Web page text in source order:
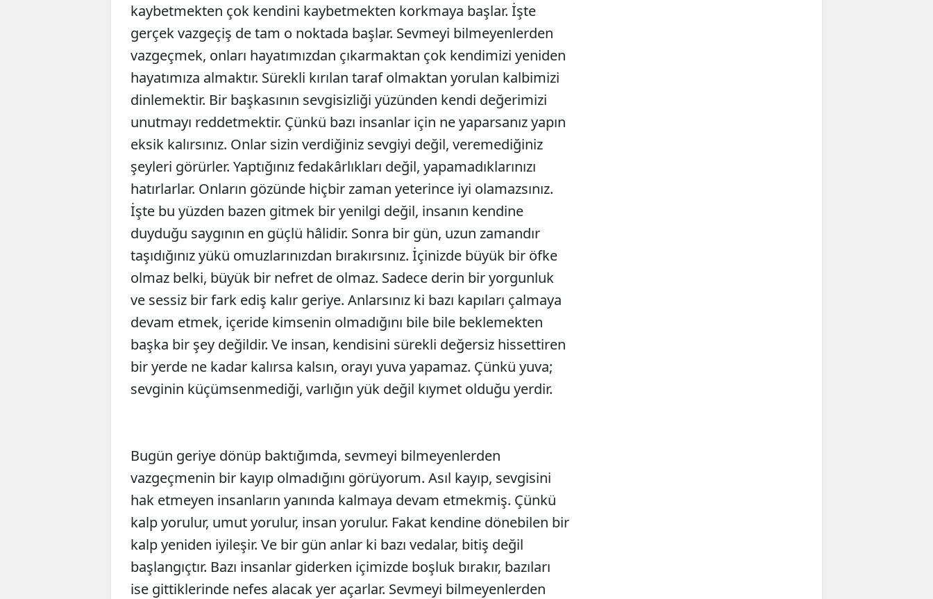
Kırklareli
Kırşehir
Kocaeli
Konya
Kütahya
Malatya
Manisa
Kahramanmaraş
Muğla
Muş
Nevşehir
Niğde
Ordu
Samsun
Siirt
Sinop
Sivas
Tekirdağ
kaybetmekten çok kendini kaybetmekten korkmaya başlar. İşte
gerçek vazgeçiş de tam o noktada başlar. Sevmeyi bilmeyenlerden
vazgeçmek, onları hayatımızdan çıkarmaktan çok kendimizi yeniden
hayatımıza almaktır. Sürekli kırılan taraf olmaktan yorulan kalbimizi
dinlemektir. Bir başkasının sevgisizliği yüzünden kendi değerimizi
unutmayı reddetmektir. Çünkü bazı insanlar için ne yaparsanız yapın
eksik kalırsınız. Onlar sizin verdiğiniz sevgiyi değil, veremediğiniz
şeyleri görürler. Yaptığınız fedakârlıkları değil, yapamadıklarınızı
hatırlarlar. Onların gözünde hiçbir zaman yeterince iyi olamazsınız.
İşte bu yüzden bazen gitmek bir yenilgi değil, insanın kendine
duyduğu saygının en güçlü hâlidir. Sonra bir gün, uzun zamandır
taşıdığınız yükü omuzlarınızdan bırakırsınız. İçinizde büyük bir öfke
olmaz belki, büyük bir nefret de olmaz. Sadece derin bir yorgunluk
ve sessiz bir fark ediş kalır geriye. Anlarsınız ki bazı kapıları çalmaya
devam etmek, içeride kimsenin olmadığını bile bile beklemekten
başka bir şey değildir. Ve insan, kendisini sürekli değersiz hissettiren
bir yerde ne kadar kalırsa kalsın, orayı yuva yapamaz. Çünkü yuva;
sevginin küçümsenmediği, varlığın yük değil kıymet olduğu yerdir.
Bugün geriye dönüp baktığımda, sevmeyi bilmeyenlerden
vazgeçmenin bir kayıp olmadığını görüyorum. Asıl kayıp, sevgisini
hak etmeyen insanların yanında kalmaya devam etmekmiş. Çünkü
kalp yorulur, umut yorulur, insan yorulur. Fakat kendine dönebilen bir
kalp yeniden iyileşir. Ve bir gün anlar ki bazı vedalar, bitiş değil
başlangıçtır. Bazı insanlar giderken içimizde boşluk bırakır, bazıları
ise gittiklerinde nefes alacak yer açarlar. Sevmeyi bilmeyenlerden